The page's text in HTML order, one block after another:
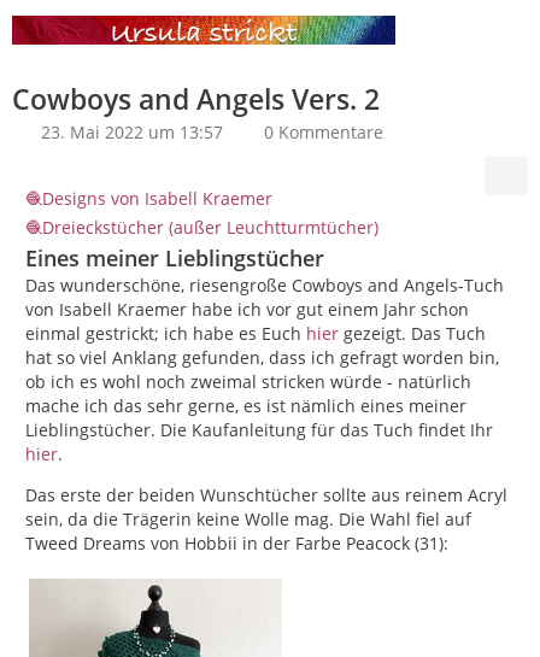
Cowboys and Angels Vers. 2
23. Mai 2022 um 13:57 0 Kommentare
Designs von Isabell Kraemer
Dreieckstücher (außer Leuchtturmtücher)
Eines meiner Lieblingstücher
Das wunderschöne, riesengroße Cowboys and Angels-Tuch
von Isabell Kraemer habe ich vor gut einem Jahr schon
einmal gestrickt; ich habe es Euch hier gezeigt. Das Tuch
hat so viel Anklang gefunden, dass ich gefragt worden bin,
ob ich es wohl noch zweimal stricken würde - natürlich
mache ich das sehr gerne, es ist nämlich eines meiner
Lieblingstücher. Die Kaufanleitung für das Tuch findet Ihr
hier.
Das erste der beiden Wunschtücher sollte aus reinem Acryl
sein, da die Trägerin keine Wolle mag. Die Wahl fiel auf
Tweed Dreams von Hobbii in der Farbe Peacock (31):